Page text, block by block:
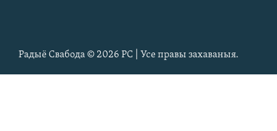
Радыё Свабода © 2026 РС | Усе правы захаваныя.